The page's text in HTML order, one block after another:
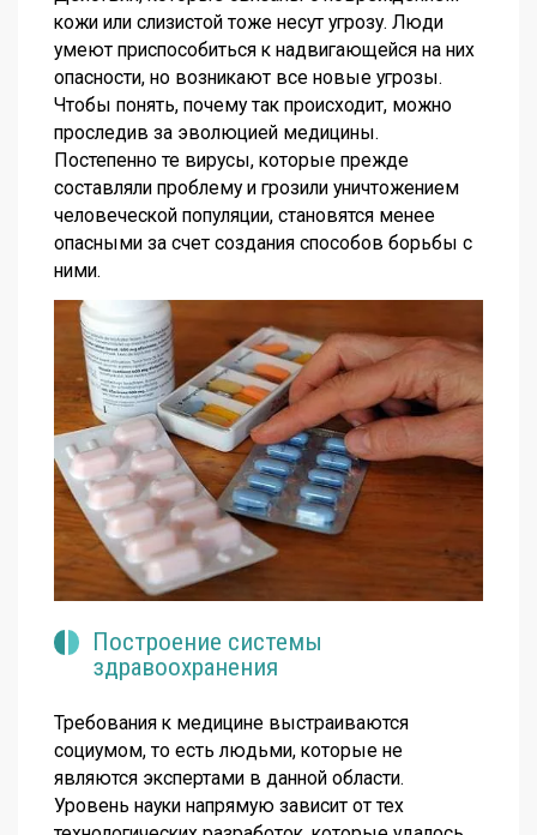
кожи или слизистой тоже несут угрозу. Люди
умеют приспособиться к надвигающейся на них
опасности, но возникают все новые угрозы.
Чтобы понять, почему так происходит, можно
проследив за эволюцией медицины.
Постепенно те вирусы, которые прежде
составляли проблему и грозили уничтожением
человеческой популяции, становятся менее
опасными за счет создания способов борьбы с
ними.
Построение системы
здравоохранения
Требования к медицине выстраиваются
социумом, то есть людьми, которые не
являются экспертами в данной области.
Уровень науки напрямую зависит от тех